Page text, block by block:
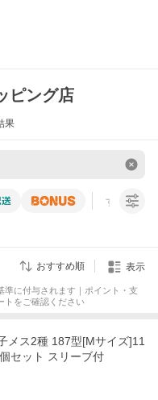
ピング店
果
すべての条
おすすめ順 表示
準に付与されます｜ポイント・支
トをご確認ください
メス2種 187型[Mサイズ]11
セット スリーブ付